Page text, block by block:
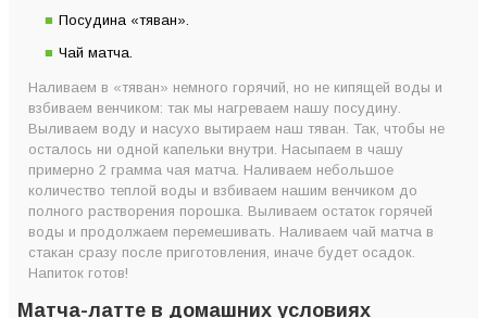
Посудина «тяван».
Чай матча.
Наливаем в «тяван» немного горячий, но не кипящей воды и
взбиваем венчиком: так мы нагреваем нашу посудину.
Выливаем воду и насухо вытираем наш тяван. Так, чтобы не
осталось ни одной капельки внутри. Насыпаем в чашу
примерно 2 грамма чая матча. Наливаем небольшое
количество теплой воды и взбиваем нашим венчиком до
полного растворения порошка. Выливаем остаток горячей
воды и продолжаем перемешивать. Наливаем чай матча в
стакан сразу после приготовления, иначе будет осадок.
Напиток готов!
Матча-латте в домашних условиях